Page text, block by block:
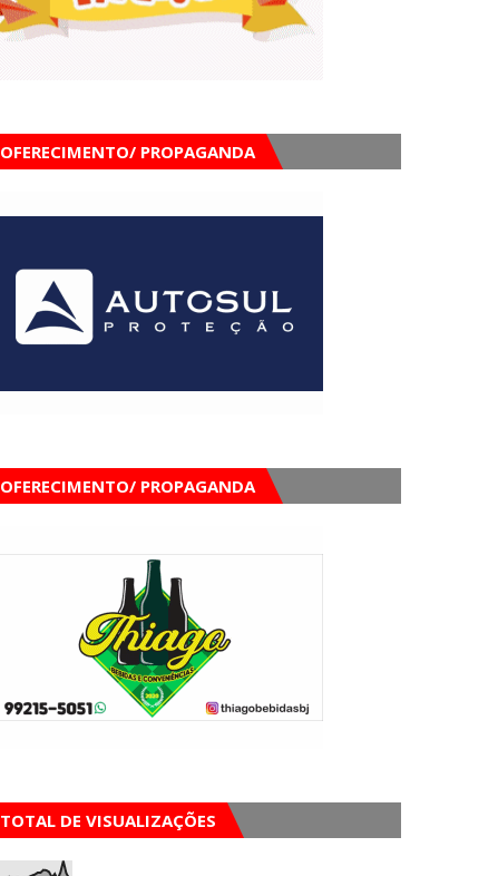
OFERECIMENTO/ PROPAGANDA
OFERECIMENTO/ PROPAGANDA
TOTAL DE VISUALIZAÇÕES